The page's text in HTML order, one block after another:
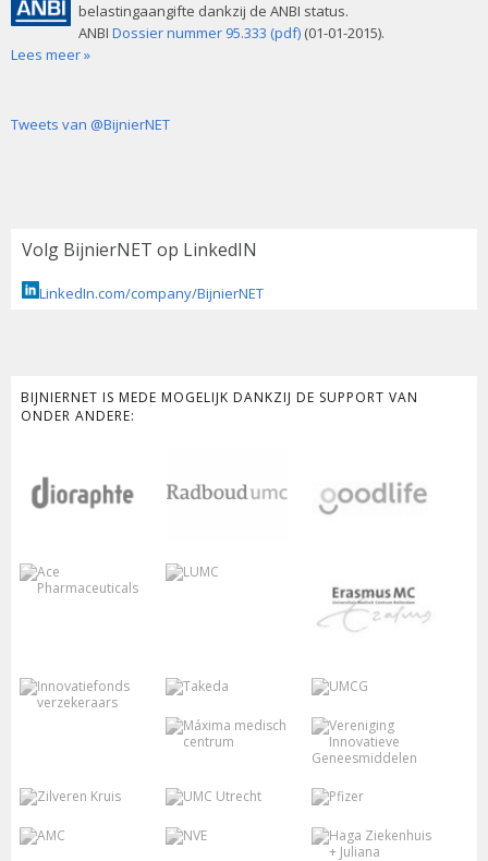
belastingaangifte dankzij de ANBI status.
ANBI Dossier nummer 95.333 (pdf) (01-01-2015).
Lees meer »
Tweets van @BijnierNET
Volg BijnierNET op LinkedIN
LinkedIn.com/company/BijnierNET
BIJNIERNET IS MEDE MOGELIJK DANKZIJ DE SUPPORT VAN
ONDER ANDERE: